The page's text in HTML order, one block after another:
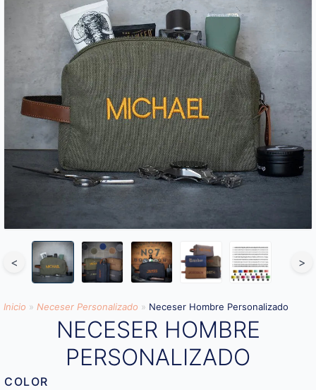
< >
Inicio » Neceser Personalizado » Neceser Hombre Personalizado
NECESER HOMBRE
PERSONALIZADO
COLOR